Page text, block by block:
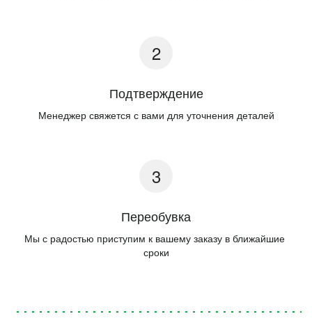
Подтверждение
Менеджер свяжется с вами для уточнения деталей
Переобувка
Мы с радостью приступим к вашему заказу в ближайшие
сроки